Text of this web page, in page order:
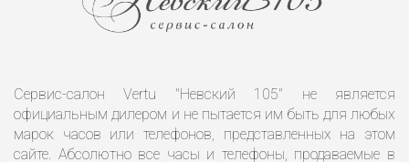
Сервис-салон Vertu "Невский 105" не является
официальным дилером и не пытается им быть для любых
марок часов или телефонов, представленных на этом
сайте. Абсолютно все часы и телефоны, продаваемые в